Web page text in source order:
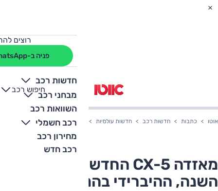
רוצים
פניה ב-WhatsApp
חדשות רכב
מבחני רכב
השוואות רכב
רכב חשמלי
מחירון רכב
רכב חדש
חיפוש רכב
+
-
אוטו כתבות חדשות רכב חדשות עולמיות מאזדה CX-5 החדש יגיע עוד השנה, ההיברידי בהמשך
מאזדה CX-5 החדש יגיע עוד
השנה, ההיברידי בהמשך